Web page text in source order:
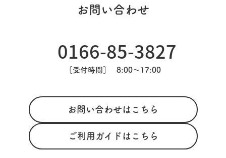
お問い合わせ
0166-85-3827
［受付時間］ 8:00〜17:00
お問い合わせはこちら
ご利用ガイドはこちら